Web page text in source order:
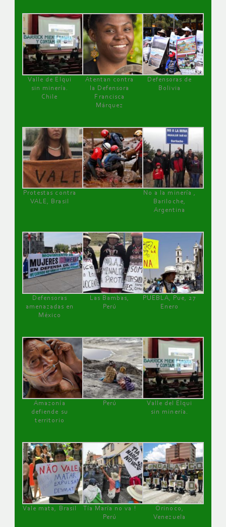
Valle de Elqui
sin minería.
Chile
Atentan contra
la Defensora
Francisca
Márquez
Defensoras de
Bolivia
Protestas contra
VALE, Brasil
No a la minería ,
Bariloche,
Argentina
Defensoras
amenazadas en
México
Las Bambas,
Perú
PUEBLA, Pue, 27
Enero
Amazonía
defiende su
territorio
Perú
Valle del Elqui
sin minería.
Vale mata, Brasil
Tía María no va !
Perú
Orinoco,
Venezuela